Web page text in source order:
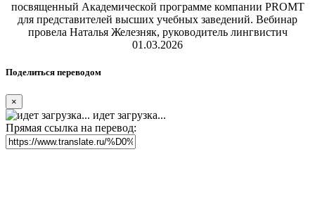
посвященный Академической программе компании PROMT
для представителей высших учебных заведений. Вебинар
провела Наталья Железняк, руководитель лингвистич
01.03.2026
Поделиться переводом
×
идет загрузка...
Прямая ссылка на перевод: